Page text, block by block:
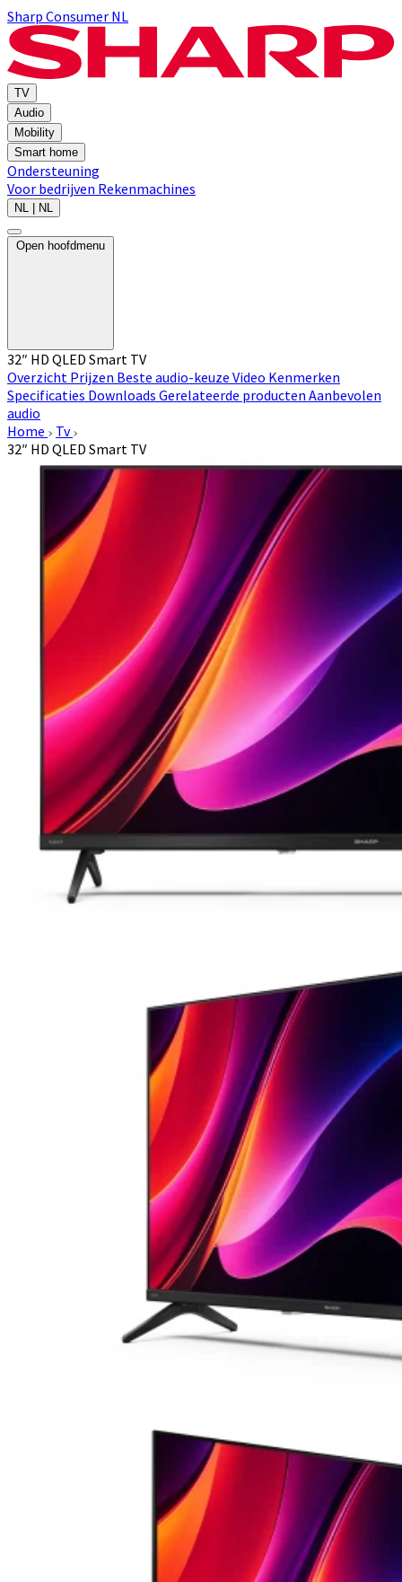
Sharp Consumer NL
TV
Audio
Mobility
Smart home
Ondersteuning
Voor bedrijven Rekenmachines
NL | NL
Open hoofdmenu
32″ HD QLED Smart TV
Overzicht Prijzen Beste audio-keuze Video Kenmerken
Specificaties Downloads Gerelateerde producten Aanbevolen
audio
Home
Tv
32″ HD QLED Smart TV